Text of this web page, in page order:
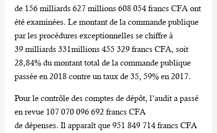
de 156 milliards 627 millions 608 054 francs CFA ont
été examinées. Le montant de la commande publique
par les procédures exceptionnelles se chiffre à
39 milliards 331millions 455 329 francs CFA, soit
28,84% du montant total de la commande publique
passée en 2018 contre un taux de 35, 59% en 2017.
Pour le contrôle des comptes de dépôt, l’audit a passé
en revue 107 070 096 692 francs CFA
de dépenses. Il apparaît que 951 849 714 francs CFA